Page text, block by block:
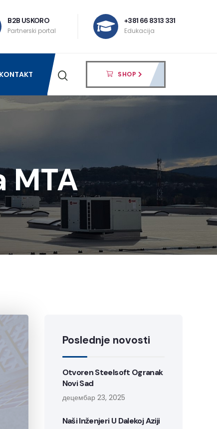
B2B USKORO
Partnerski portal
+381 66 8313 331
Edukacija
KONTAKT SHOP
MTA
Poslednje novosti
Otvoren Steelsoft Ogranak
Novi Sad
децембар 23, 2025
Naši Inženjeri U Dalekoj Aziji